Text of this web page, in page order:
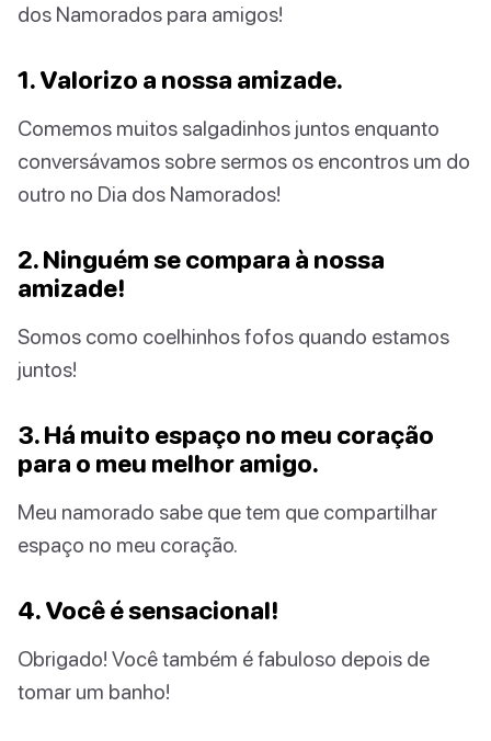
dos Namorados para amigos!
1. Valorizo a nossa amizade.
Comemos muitos salgadinhos juntos enquanto
conversávamos sobre sermos os encontros um do
outro no Dia dos Namorados!
2. Ninguém se compara à nossa
amizade!
Somos como coelhinhos fofos quando estamos
juntos!
3. Há muito espaço no meu coração
para o meu melhor amigo.
Meu namorado sabe que tem que compartilhar
espaço no meu coração.
4. Você é sensacional!
Obrigado! Você também é fabuloso depois de
tomar um banho!